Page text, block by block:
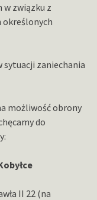
w związku z
określonych
sytuacji zaniechania
możliwość obrony
do
II 22 (na